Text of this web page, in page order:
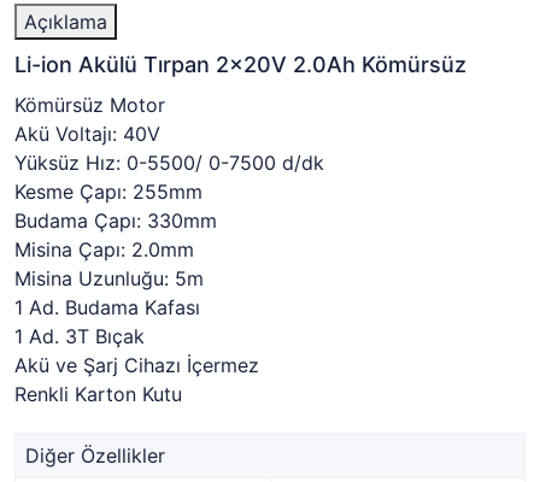
Açıklama
Li-ion Akülü Tırpan 2x20V 2.0Ah Kömürsüz
Kömürsüz Motor
Akü Voltajı: 40V
Yüksüz Hız: 0-5500/ 0-7500 d/dk
Kesme Çapı: 255mm
Budama Çapı: 330mm
Misina Çapı: 2.0mm
Misina Uzunluğu: 5m
1 Ad. Budama Kafası
1 Ad. 3T Bıçak
Akü ve Şarj Cihazı İçermez
Renkli Karton Kutu
Diğer Özellikler